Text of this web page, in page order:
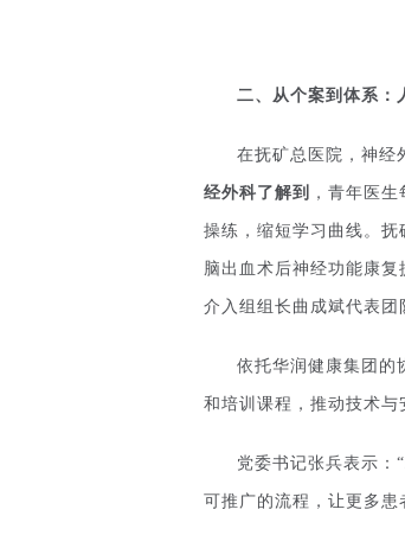
二、 从个案到体系：
在抚矿总医院，神经
经外科了解到 ，青年医
操练，缩短学习曲线。
脑出血术后神经功能康
介入组组长曲成斌代表团
依托华润健康集团的
和培训课程，推动技术与
党委书记张兵表示：
可推广的流程，让更多患